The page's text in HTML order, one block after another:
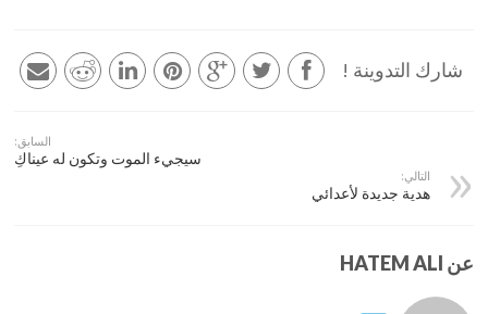
شارك التدوينة !
السابق:
سيجيء الموت وتكون له عيناكِ
التالي:
هدية جديدة لأعدائي
عن HATEM ALI